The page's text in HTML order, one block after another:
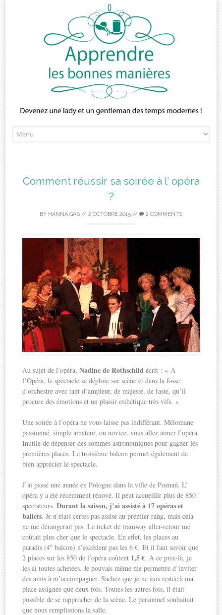
to
Comment réussir sa soirée à l’ opéra
?
BY HANNA GAS // 2 OCTOBRE 2015 // 2 COMMENTS
Au sujet de l’opéra,Nadine de Rothschild écrit : « A
l’Opéra, le spectacle se déploie sur scène et dans la fosse
d’orchestre avec tant d’ampleur, de majesté, de faste, qu’il
procure des émotions et un plaisir esthétique très vifs. »
Une soirée à l’opéra ne vous laisse pas indifférant. Mélomane
passionné, simple amateur, ou novice, vous allez aimer l’opéra.
Inutile de dépenser des sommes astronomiques pour gagner les
premières places. Le troisième balcon permet également de
bien apprécier le spectacle.
J’ai passé une année en Pologne dans la ville de Poznań. L’
opéra y a été récemment rénové. Il peut accueillir plus de 850
spectateurs.Durant la saison, j’ai assisté à 17 opéras et
ballets. Je n’étais certes pas assise au premier rang, mais cela
ne me dérangerait pas. Le ticket de tramway aller-retour me
coûtait plus cher que le spectacle. En effet, les places au
paradis (4e balcon) n’excèdent pas les 6 €. Et il faut savoir que
2 places sur les 850 de l’opéra coûtent 1,5 €. A ce prix-là, je
les ai toutes achetées. Je pouvais même me permettre d’inviter
des amis à m’accompagner. Sachez que je ne suis restée à ma
place assignée que deux fois. Toutes les autres fois, il était
possible de se rapprocher de la scène. Le personnel souhaitait
que nous remplissions la salle.